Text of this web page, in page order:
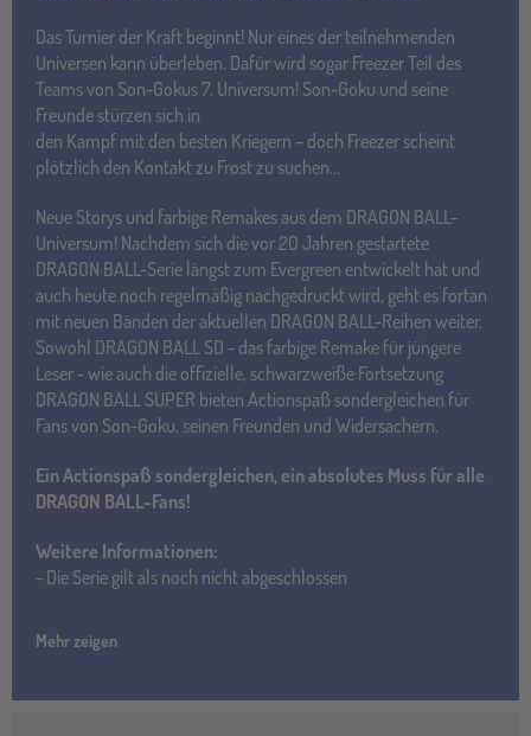
Das Turnier der Kraft beginnt! Nur eines der teilnehmenden
Universen kann überleben. Dafür wird sogar Freezer Teil des
Teams von Son-Gokus 7. Universum! Son-Goku und seine
Freunde stürzen sich in
den Kampf mit den besten Kriegern – doch Freezer scheint
plötzlich den Kontakt zu Frost zu suchen…
Neue Storys und farbige Remakes aus dem DRAGON BALL-
Universum! Nachdem sich die vor 20 Jahren gestartete
DRAGON BALL-Serie längst zum Evergreen entwickelt hat und
auch heute noch regelmäßig nachgedruckt wird, geht es fortan
mit neuen Bänden der aktuellen DRAGON BALL-Reihen weiter.
Sowohl DRAGON BALL SD - das farbige Remake für jüngere
Leser - wie auch die offizielle, schwarzweiße Fortsetzung
DRAGON BALL SUPER bieten Actionspaß sondergleichen für
Fans von Son-Goku, seinen Freunden und Widersachern.
Ein Actionspaß sondergleichen, ein absolutes Muss für alle
DRAGON BALL-Fans!
Weitere Informationen:
- Die Serie gilt als noch nicht abgeschlossen
Mehr zeigen